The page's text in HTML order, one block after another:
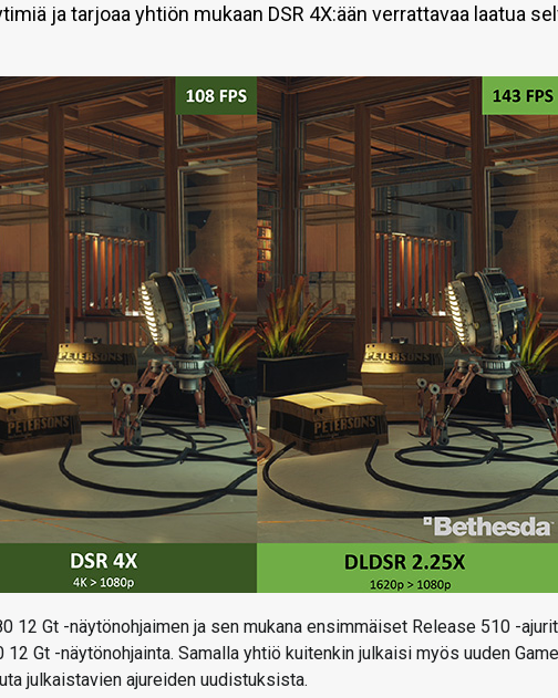
ja tarjoaa yhtiön mukaan DSR 4X:ään verrattavaa laatua
12 Gt -näytönohjaimen ja sen mukana ensimmäiset Release 510 -
Gt -näytönohjainta. Samalla yhtiö kuitenkin julkaisi myös uuden Game
julkaistavien ajureiden uudistuksista.